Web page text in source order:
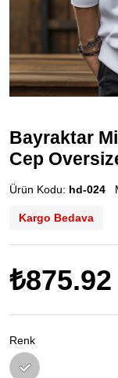
Bayraktar
Cep
Ürün Kodu: hd-024
Kargo Bedava
₺875.92
Renk